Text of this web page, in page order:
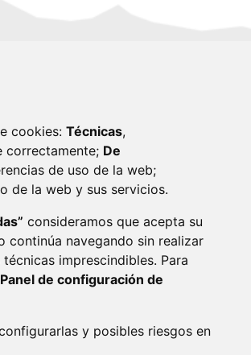
cookies: Técnicas,
correctamente; De
de uso de la web;
de la web y sus servicios.
consideramos que acepta su
continúa navegando sin realizar
imprescindibles. Para
de configuración de
y posibles riesgos en
ACCESIBILIDAD